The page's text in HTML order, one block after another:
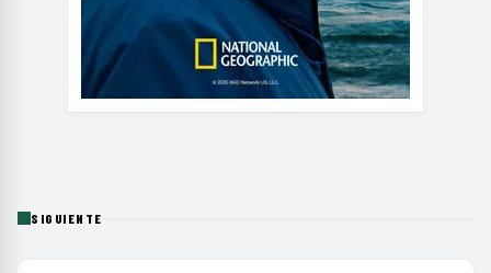
SIGUIENTE